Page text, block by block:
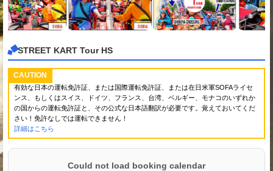
STREET KART Tour HS
CAUTION
有効な日本の運転免許証、または国際運転免許証、または在日米軍SOFAライセ
ンス、もしくはスイス、ドイツ、フランス、台湾、ベルギー、モナコのいずれか
の国からの運転免許証と、その公式な日本語翻訳が必要です。覚えておいてくだ
さい！免許なしでは運転できません！
詳細はこちら
Could not load booking calendar